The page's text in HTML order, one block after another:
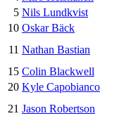
5 Nils Lundkvist
10 Oskar Bäck
11 Nathan Bastian
15 Colin Blackwell
20 Kyle Capobianco
21 Jason Robertson